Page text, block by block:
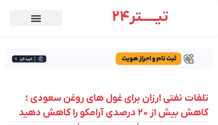
تیـــــتر24
تلفات نفتی ارزان برای غول های روغن سعودی ؛
کاهش بیش از ۲۰ درصدی آرامکو را کاهش دهید